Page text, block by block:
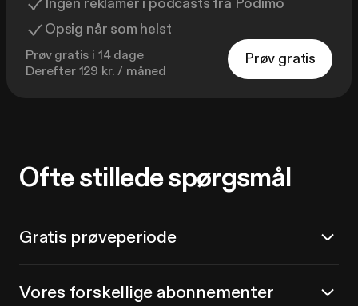
Opsig når som helst
Prøv gratis i 14 dage
Derefter 129 kr. / måned
Prøv gratis
Ofte stillede spørgsmål
Gratis prøveperiode
Vores forskellige abonnementer